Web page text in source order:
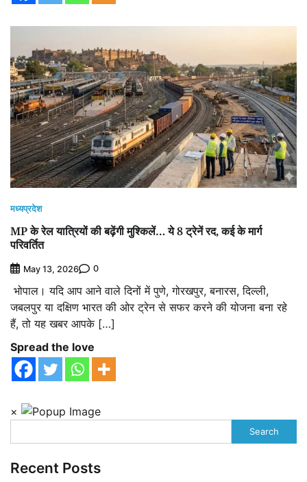
मध्यप्रदेश
MP के रेल यात्रियों की बढ़ेंगी मुश्किलें… ये 8 ट्रेनें रद, कई के मार्ग
परिवर्तित
May 13, 2026 0
भोपाल। यदि आप आने वाले दिनों में पुणे, गोरखपुर, बनारस, दिल्ली,
जबलपुर या दक्षिण भारत की ओर ट्रेन से सफर करने की योजना बना रहे
हैं, तो यह खबर आपके […]
Spread the love
×
Search
Recent Posts